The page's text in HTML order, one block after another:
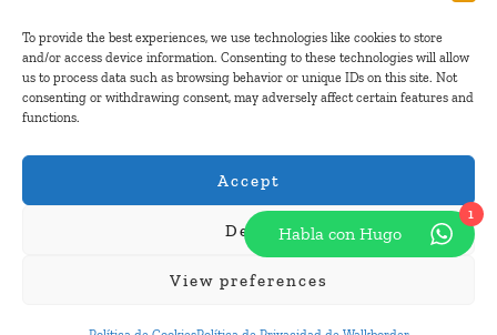
To provide the best experiences, we use technologies like cookies to store
and/or access device information. Consenting to these technologies will allow
us to process data such as browsing behavior or unique IDs on this site. Not
consenting or withdrawing consent, may adversely affect certain features and
functions.
Accept
Deny
View preferences
1
Habla con Hugo